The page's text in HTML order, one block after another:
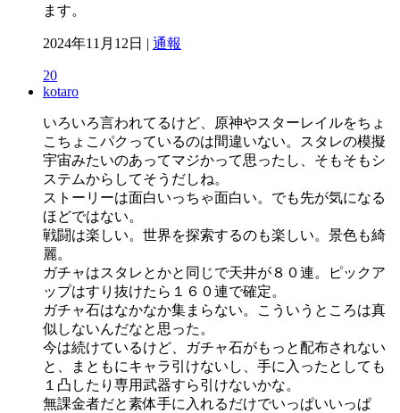
ます。
2024年11月12日 | 通報
20
kotaro
いろいろ言われてるけど、原神やスターレイルをちょ
こちょこパクっているのは間違いない。スタレの模擬
宇宙みたいのあってマジかって思ったし、そもそもシ
ステムからしてそうだしね。
ストーリーは面白いっちゃ面白い。でも先が気になる
ほどではない。
戦闘は楽しい。世界を探索するのも楽しい。景色も綺
麗。
ガチャはスタレとかと同じで天井が８０連。ピックア
ップはすり抜けたら１６０連で確定。
ガチャ石はなかなか集まらない。こういうところは真
似しないんだなと思った。
今は続けているけど、ガチャ石がもっと配布されない
と、まともにキャラ引けないし、手に入ったとしても
１凸したり専用武器すら引けないかな。
無課金者だと素体手に入れるだけでいっぱいいっぱ